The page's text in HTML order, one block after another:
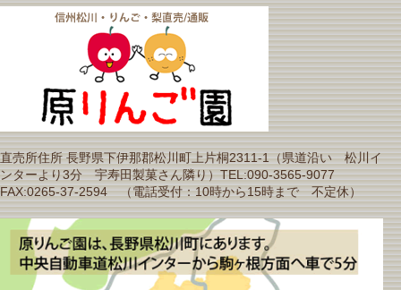
直売所住所 長野県下伊那郡松川町上片桐2311-1（県道沿い 松川イ
ンターより3分 宇寿田製菓さん隣り）TEL:090-3565-9077
FAX:0265-37-2594 （電話受付：10時から15時まで 不定休）